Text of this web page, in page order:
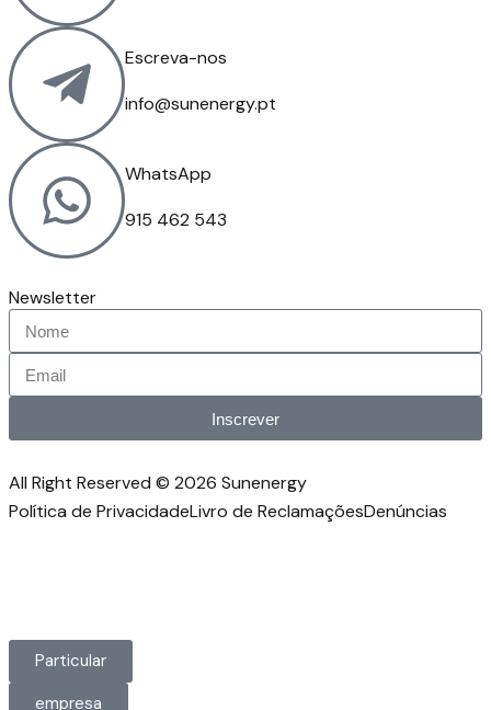
Escreva-nos
info@sunenergy.pt
WhatsApp
915 462 543
Newsletter
Inscrever
All Right Reserved © 2026 Sunenergy
Política de PrivacidadeLivro de ReclamaçõesDenúncias
Particular
empresa